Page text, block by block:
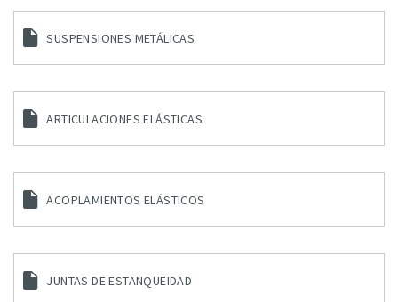
SUSPENSIONES METÁLICAS
ARTICULACIONES ELÁSTICAS
ACOPLAMIENTOS ELÁSTICOS
JUNTAS DE ESTANQUEIDAD